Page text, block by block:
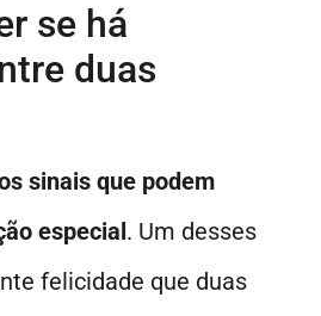
se há
duas
sinais que podem
especial. Um desses
felicidade que duas